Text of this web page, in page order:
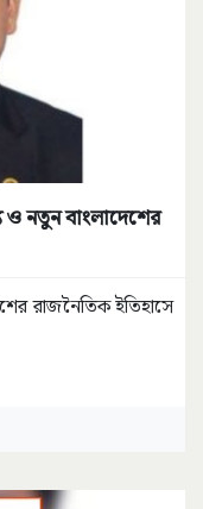
ও নতুন বাংলাদেশের
রাজনৈতিক ইতিহাসে